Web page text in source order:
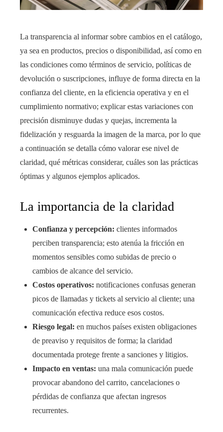
La transparencia al informar sobre cambios en el catálogo,
ya sea en productos, precios o disponibilidad, así como en
las condiciones como términos de servicio, políticas de
devolución o suscripciones, influye de forma directa en la
confianza del cliente, en la eficiencia operativa y en el
cumplimiento normativo; explicar estas variaciones con
precisión disminuye dudas y quejas, incrementa la
fidelización y resguarda la imagen de la marca, por lo que
a continuación se detalla cómo valorar ese nivel de
claridad, qué métricas considerar, cuáles son las prácticas
óptimas y algunos ejemplos aplicados.
La importancia de la claridad
Confianza y percepción: clientes informados
perciben transparencia; esto atenúa la fricción en
momentos sensibles como subidas de precio o
cambios de alcance del servicio.
Costos operativos: notificaciones confusas generan
picos de llamadas y tickets al servicio al cliente; una
comunicación efectiva reduce esos costos.
Riesgo legal: en muchos países existen obligaciones
de preaviso y requisitos de forma; la claridad
documentada protege frente a sanciones y litigios.
Impacto en ventas: una mala comunicación puede
provocar abandono del carrito, cancelaciones o
pérdidas de confianza que afectan ingresos
recurrentes.